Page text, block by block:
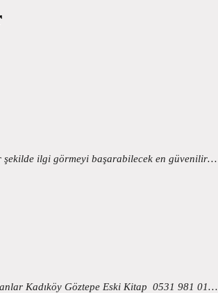
şekilde ilgi görmeyi başarabilecek en güvenilir…
Kadıköy Göztepe Eski Kitap 0531 981 01…